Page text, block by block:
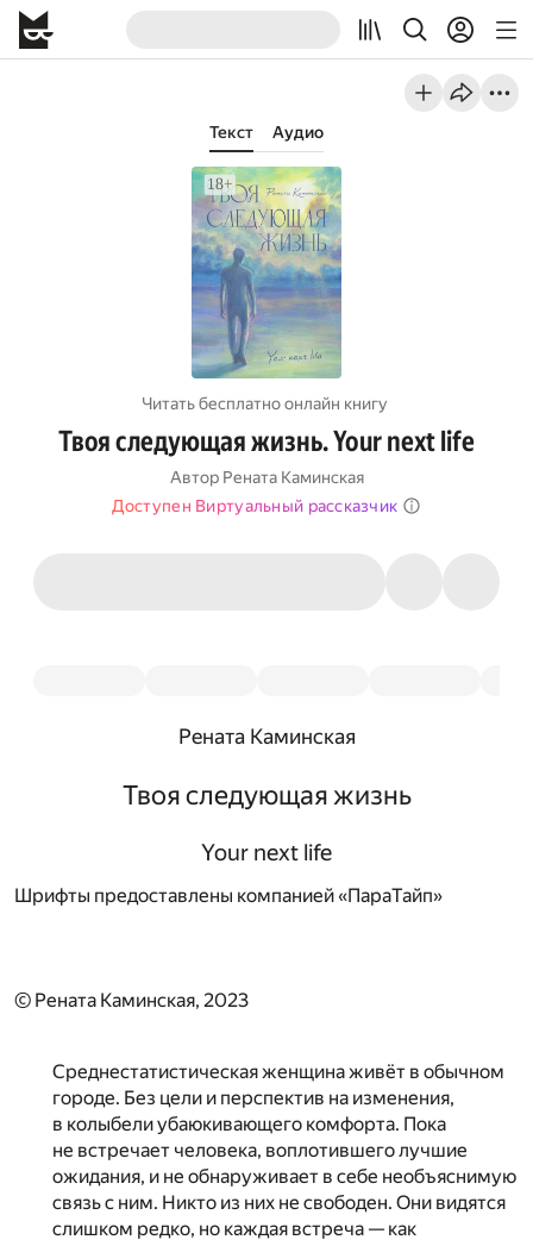
Текст Аудио
Читать бесплатно онлайн книгу
Твоя следующая жизнь. Your next life
Автор Рената Каминская
Доступен Виртуальный рассказчик
Рената Каминская
Твоя следующая жизнь
Your next life
Шрифты предоставлены компанией «ПараТайп»
© Рената Каминская, 2023
Среднестатистическая женщина живёт в обычном
городе. Без цели и перспектив на изменения,
в колыбели убаюкивающего комфорта. Пока
не встречает человека, воплотившего лучшие
ожидания, и не обнаруживает в себе необъяснимую
связь с ним. Никто из них не свободен. Они видятся
слишком редко, но каждая встреча — как